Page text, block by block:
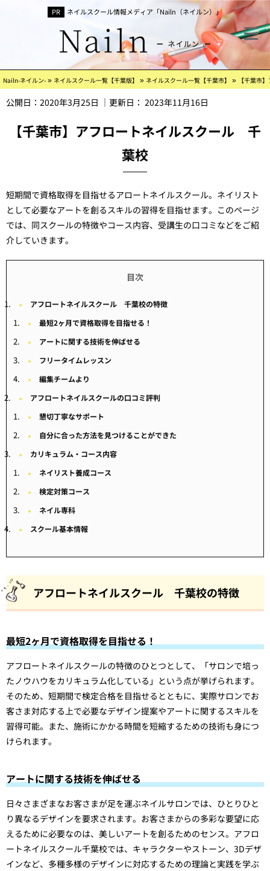
ネイルスクール情報メディア「Nailn（ネイルン）」
Nailn-ネイルン- » ネイルスクール一覧【千葉版】 » ネイルスクール一覧【千葉市】 » 【千葉市
公開日： 2020年3月25日 ｜更新日： 2023年11月16日
【千葉市】アフロートネイルスクール 千
葉校
短期間で資格取得を目指せるアロートネイルスクール。ネイリスト
として必要なアートを創るスキルの習得を目指せます。このページ
では、同スクールの特徴やコース内容、受講生の口コミなどをご紹
介していきます。
アフロートネイルスクール 千葉校の特徴
最短2ヶ月で資格取得を目指せる！
アートに関する技術を伸ばせる
フリータイムレッスン
編集チームより
アフロートネイルスクールの口コミ評判
懇切丁寧なサポート
自分に合った方法を見つけることができた
カリキュラム・コース内容
ネイリスト養成コース
検定対策コース
ネイル専科
スクール基本情報
アフロートネイルスクール 千葉校の特徴
最短2ヶ月で資格取得を目指せる！
アフロートネイルスクールの特徴のひとつとして、「サロンで培っ
たノウハウをカリキュラム化している」という点が挙げられます。
そのため、短期間で検定合格を目指せるとともに、実際サロンでお
客さま対応する上で必要なデザイン提案やアートに関するスキルを
習得可能。また、施術にかかる時間を短縮するための技術も身につ
けられます。
アートに関する技術を伸ばせる
日々さまざまなお客さまが足を運ぶネイルサロンでは、ひとりひと
り異なるデザインを要求されます。お客さまからの多彩な要望に応
えるために必要なのは、美しいアートを創るためのセンス。アフロ
ートネイルスクール千葉校では、キャラクターやストーン、3Dデザ
インなど、多種多様のデザインに対応するための理論と実践を学ぶ